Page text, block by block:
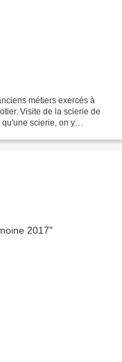
métiers exercés à
Visite de la scierie de
scierie, on y